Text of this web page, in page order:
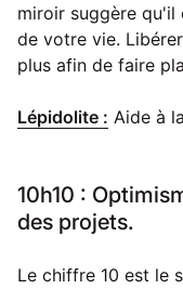
miroir suggère
de votre vie.
plus afin de faire
Lépidolite : Aide à
10h10 :
des projets.
Le chiffre 10 est le